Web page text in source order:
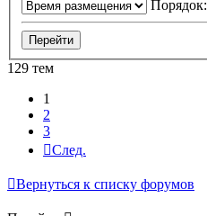
Порядок:
129 тем
1
2
3
След.
Вернуться к списку форумов